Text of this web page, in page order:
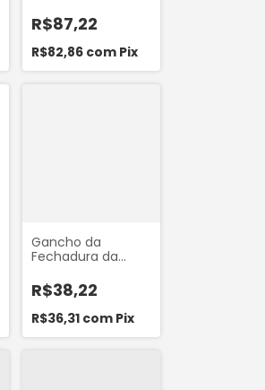
ESQUERDO
MOTORISTA DO
RENAULT KANGOO
2000 EM DIANTE
MARCA ORI 8523
R$87,22
R$82,86 com Pix
Gancho da
Fechadura da
(Porta de Correr)
da Kia Besta 2.2 2.7
Besta GS Asia
Topic 1992 a 1999
R$38,22
R$36,31 com Pix